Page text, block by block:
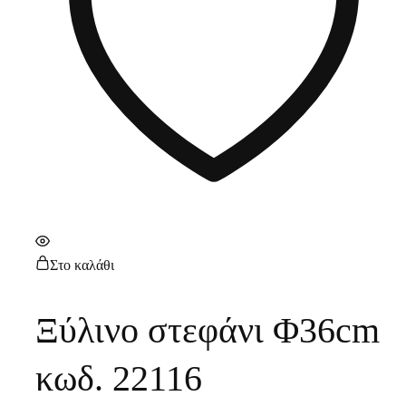
Στο καλάθι
Ξύλινο στεφάνι Φ36cm
κωδ. 22116